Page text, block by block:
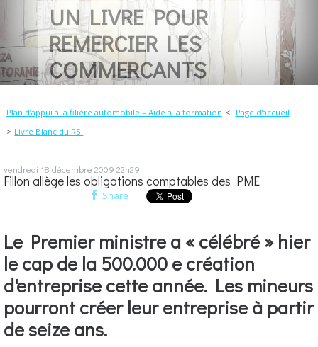
UN LIVRE POUR
REMERCIER LES
COMMERCANTS
Plan d’appui à la filière automobile – Aide à la formation
Page d'accueil
Livre Blanc du RSI
vendredi 18 décembre 2009 22h29
Fillon allège les obligations comptables des PME
Share
Le Premier ministre a « célébré » hier
le cap de la 500.000 e création
d'entreprise cette année. Les mineurs
pourront créer leur entreprise à partir
de seize ans.